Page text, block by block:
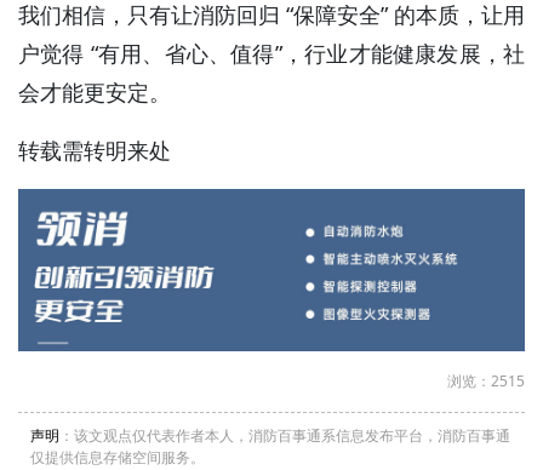
我们相信，只有让消防回归 “保障安全” 的本质，让用
户觉得 “有用、省心、值得”，行业才能健康发展，社
会才能更安定。
转载需转明来处
浏览：2515
声明 ：该文观点仅代表作者本人，消防百事通系信息发布平台，消防百事通
仅提供信息存储空间服务。